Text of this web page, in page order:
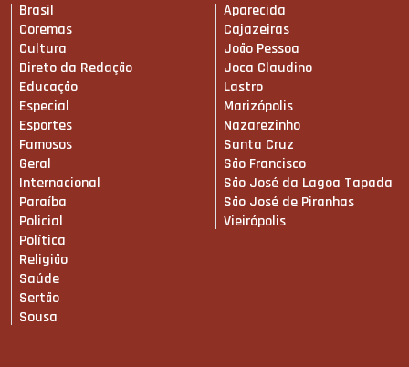
Brasil
Coremas
Cultura
Direto da Redação
Educação
Especial
Esportes
Famosos
Geral
Internacional
Paraíba
Policial
Política
Religião
Saúde
Sertão
Sousa
Aparecida
Cajazeiras
João Pessoa
Joca Claudino
Lastro
Marizópolis
Nazarezinho
Santa Cruz
São Francisco
São José da Lagoa Tapada
São José de Piranhas
Vieirópolis